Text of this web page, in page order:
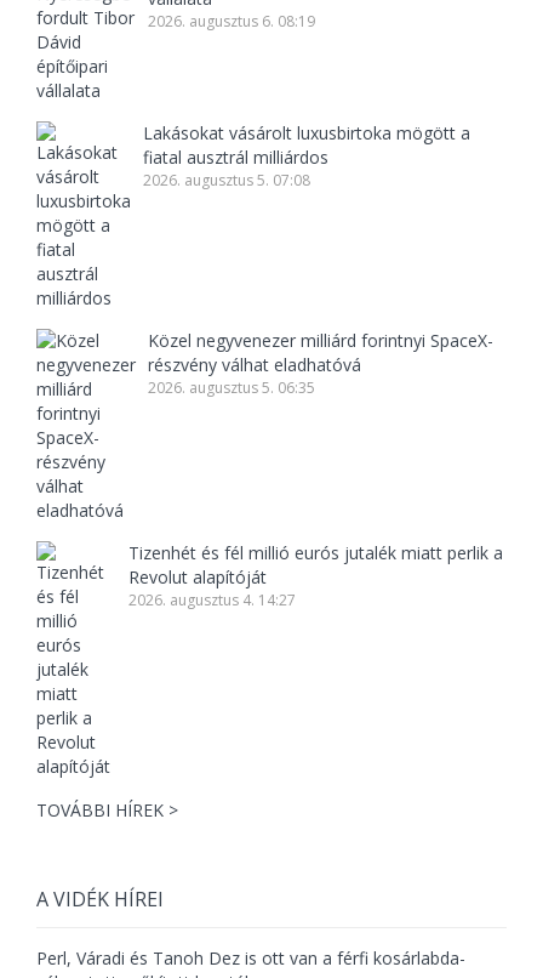
2026. augusztus 6. 08:19
Lakásokat vásárolt luxusbirtoka mögött a
fiatal ausztrál milliárdos
2026. augusztus 5. 07:08
Közel negyvenezer milliárd forintnyi SpaceX-
részvény válhat eladhatóvá
2026. augusztus 5. 06:35
Tizenhét és fél millió eurós jutalék miatt perlik a
Revolut alapítóját
2026. augusztus 4. 14:27
TOVÁBBI HÍREK >
A VIDÉK HÍREI
Perl, Váradi és Tanoh Dez is ott van a férfi kosárlabda-